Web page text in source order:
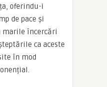
oferindu-i
de pace și
marile încercări
ca aceste
în mod